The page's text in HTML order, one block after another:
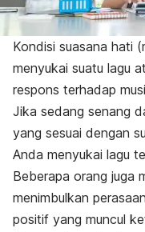
Kondisi suasana hati (
menyukai suatu lagu
respons terhadap
Jika sedang senang
yang sesuai dengan
Anda menyukai lagu
Beberapa orang juga
menimbulkan
positif yang muncul